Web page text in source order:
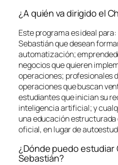
¿A quién va dirigido el
Este programa es ideal
Sebastián que desean
automatización;
negocios que quieren
operaciones; profesionales
operaciones que buscan
estudiantes que inician su
inteligencia artificial; y
una educación estructurada
oficial, en lugar de
¿Dónde puedo estudiar
Sebastián?